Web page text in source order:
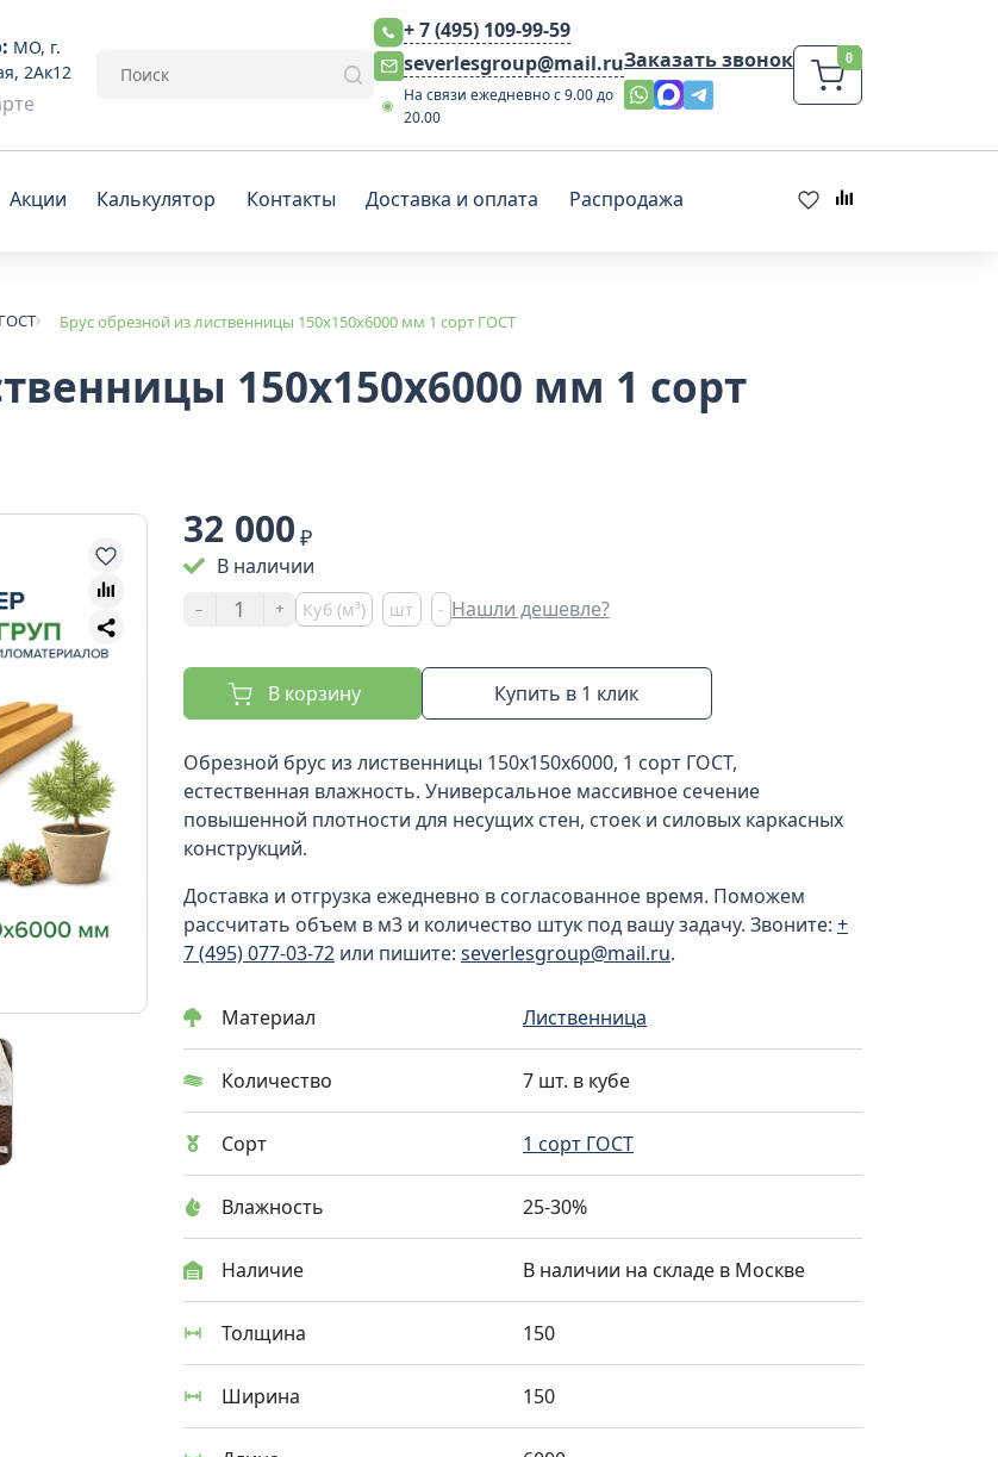
МО, г.
2Ак12
+ 7 (495) 109-99-59
severlesgroup@mail.ru
На связи ежедневно с 9.00 до
20.00
Заказать звонок
Акции Калькулятор Контакты Доставка и оплата Распродажа
Брус обрезной из лиственницы 150x150x6000 мм 1 сорт ГОСТ
150x150x6000 мм 1 сорт
32 000 ₽
В наличии
-
+ Куб (м³) шт - Нашли дешевле?
В корзину Купить в 1 клик
Обрезной брус из лиственницы 150x150x6000, 1 сорт ГОСТ,
естественная влажность. Универсальное массивное сечение
повышенной плотности для несущих стен, стоек и силовых каркасных
конструкций.
Доставка и отгрузка ежедневно в согласованное время. Поможем
рассчитать объем в м3 и количество штук под вашу задачу. Звоните: +
7 (495) 077-03-72 или пишите: severlesgroup@mail.ru.
Материал Лиственница
Количество 7 шт. в кубе
Сорт 1 сорт ГОСТ
Влажность 25-30%
Наличие В наличии на складе в Москве
Толщина 150
Ширина 150